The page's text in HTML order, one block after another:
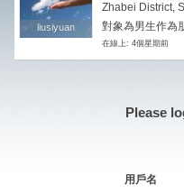
liusiyuan
liusiyuan
Zhabei District,
對象為男生作為
在線上: 4個星期前
Please
用戶名